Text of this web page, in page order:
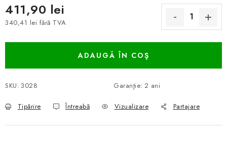
411,90 lei
340,41 lei fără TVA
ADAUGĂ ÎN COŞ
SKU: 3028 Garanţie: 2 ani
Tipărire Întreabă Vizualizare Partajare